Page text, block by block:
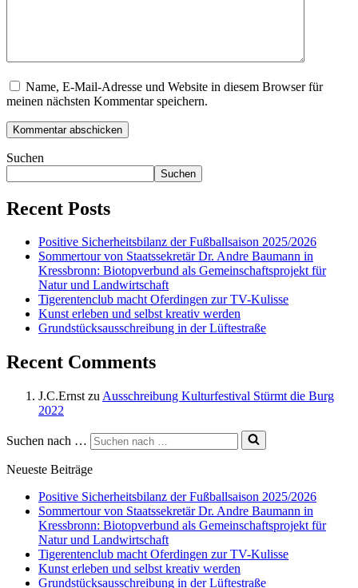
Name, E-Mail-Adresse und Website in diesem Browser für
meinen nächsten Kommentar speichern.
Suchen
Suchen
Recent Posts
Positive Sicherheitsbilanz der Fußballsaison 2025/2026
Sommertour von Staatssekretär Dr. Andre Baumann in
Kressbronn: Biotopverbund als Gemeinschaftsprojekt für
Natur und Landwirtschaft
Tigerentenclub macht Oferdingen zur TV-Kulisse
Kunst erleben und selbst kreativ werden
Grundstücksausschreibung in der Lüftestraße
Recent Comments
J.C.Ernst zu Ausschreibung Kulturfestival Stürmt die Burg
2022
Suchen nach …
Neueste Beiträge
Positive Sicherheitsbilanz der Fußballsaison 2025/2026
Sommertour von Staatssekretär Dr. Andre Baumann in
Kressbronn: Biotopverbund als Gemeinschaftsprojekt für
Natur und Landwirtschaft
Tigerentenclub macht Oferdingen zur TV-Kulisse
Kunst erleben und selbst kreativ werden
Grundstücksausschreibung in der Lüftestraße